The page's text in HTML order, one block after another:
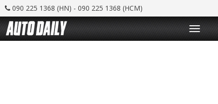
090 225 1368 (HN) - 090 225 1368 (HCM)
T
o
g